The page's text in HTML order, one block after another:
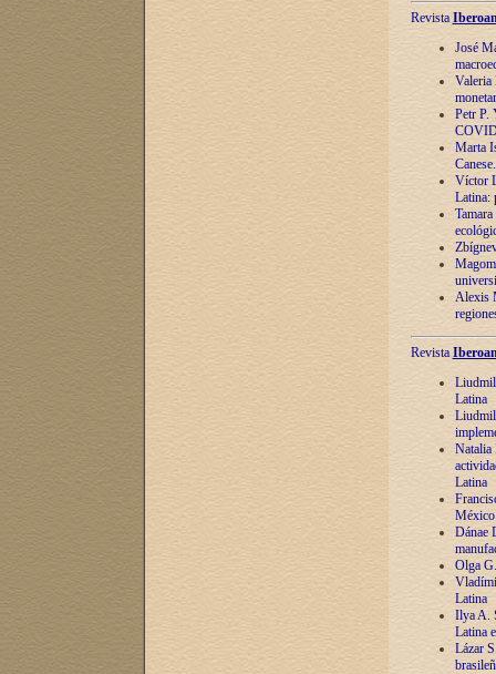
Revista
José
Valeria
Petr P.
Marta
Víctor
Latina:
Alexis
Revista
Latina
Natalia
Latina
México
Dánae
Olga
Latina
Ilya A.
Latina
Lázar